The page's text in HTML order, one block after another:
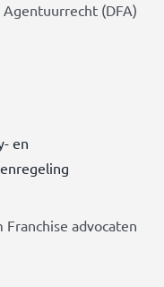
Agentuurrecht (DFA)
en
advocaten